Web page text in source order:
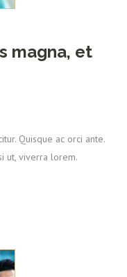
magna, et
Quisque ac orci ante.
ut, viverra lorem.